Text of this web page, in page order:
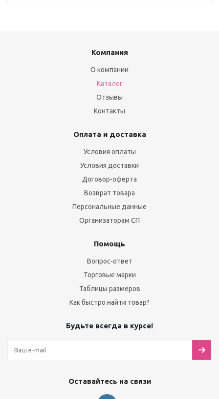
Компания
О компании
Каталог
Отзывы
Контакты
Оплата и доставка
Условия оплаты
Условия доставки
Договор-оферта
Возврат товара
Персональные данные
Организаторам СП
Помощь
Вопрос-ответ
Торговые марки
Таблицы размеров
Как быстро найти товар?
Будьте всегда в курсе!
Оставайтесь на связи